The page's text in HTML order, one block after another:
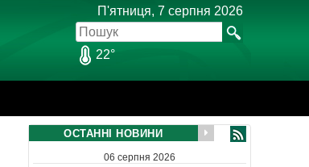
П'ятниця, 7 серпня 2026
22°
ОСТАННІ НОВИНИ
06 серпня 2026